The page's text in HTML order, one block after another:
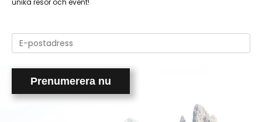
unika resor och event!
Please
leave